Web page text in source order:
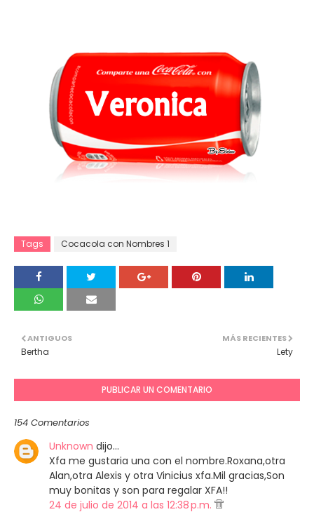
Tags Cocacola con Nombres 1
MÁS RECIENTES
Lety
ANTIGUOS
Bertha
PUBLICAR UN COMENTARIO
154 Comentarios
Unknown dijo…
Xfa me gustaria una con el nombre.Roxana,otra
Alan,otra Alexis y otra Vinicius xfa.Mil gracias,Son
muy bonitas y son para regalar XFA!!
24 de julio de 2014 a las 12:38 p.m.